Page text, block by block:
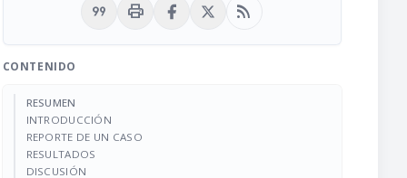
format_quote print rss_feed
CONTENIDO
RESUMEN
INTRODUCCIÓN
REPORTE DE UN CASO
RESULTADOS
DISCUSIÓN